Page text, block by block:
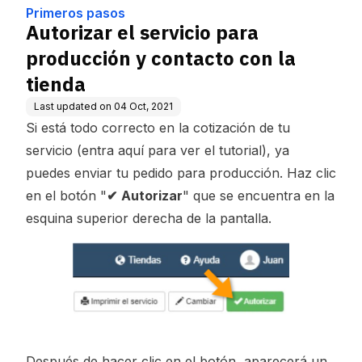
Primeros pasos
Autorizar el servicio para
producción y contacto con la
tienda
Last updated on 04 Oct, 2021
Si está todo correcto en la cotización de tu
servicio (entra aquí para ver el tutorial), ya
puedes enviar tu pedido para producción. Haz clic
en el botón " ✔ Autorizar" que se encuentra en la
esquina superior derecha de la pantalla.